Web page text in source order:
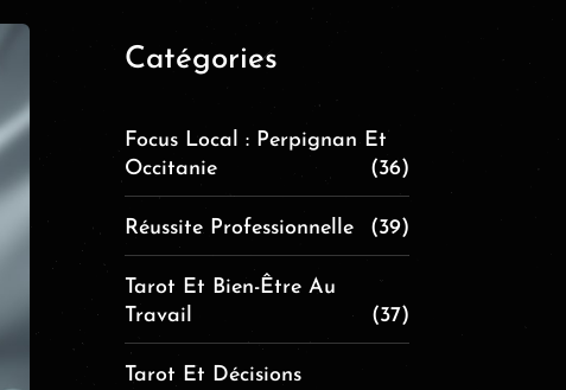
Catégories
Focus Local : Perpignan Et
Occitanie
(36)
Réussite Professionnelle (39)
Tarot Et Bien-Être Au
Travail
(37)
Tarot Et Décisions